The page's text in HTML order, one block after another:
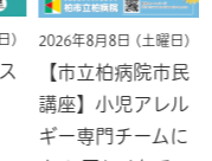
) 2026年8月8日 (土曜日)
【市立柏病院市民
講座】小児アレル
ギー専門チームに